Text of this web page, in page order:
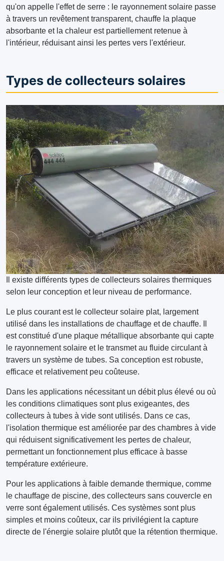
qu'on appelle l'effet de serre : le rayonnement solaire passe
à travers un revêtement transparent, chauffe la plaque
absorbante et la chaleur est partiellement retenue à
l'intérieur, réduisant ainsi les pertes vers l'extérieur.
Types de collecteurs solaires
Il existe différents types de collecteurs solaires thermiques
selon leur conception et leur niveau de performance.
Le plus courant est le collecteur solaire plat, largement
utilisé dans les installations de chauffage et de chauffe. Il
est constitué d'une plaque métallique absorbante qui capte
le rayonnement solaire et le transmet au fluide circulant à
travers un système de tubes. Sa conception est robuste,
efficace et relativement peu coûteuse.
Dans les applications nécessitant un débit plus élevé ou où
les conditions climatiques sont plus exigeantes, des
collecteurs à tubes à vide sont utilisés. Dans ce cas,
l'isolation thermique est améliorée par des chambres à vide
qui réduisent significativement les pertes de chaleur,
permettant un fonctionnement plus efficace à basse
température extérieure.
Pour les applications à faible demande thermique, comme
le chauffage de piscine, des collecteurs sans couvercle en
verre sont également utilisés. Ces systèmes sont plus
simples et moins coûteux, car ils privilégient la capture
directe de l'énergie solaire plutôt que la rétention thermique.